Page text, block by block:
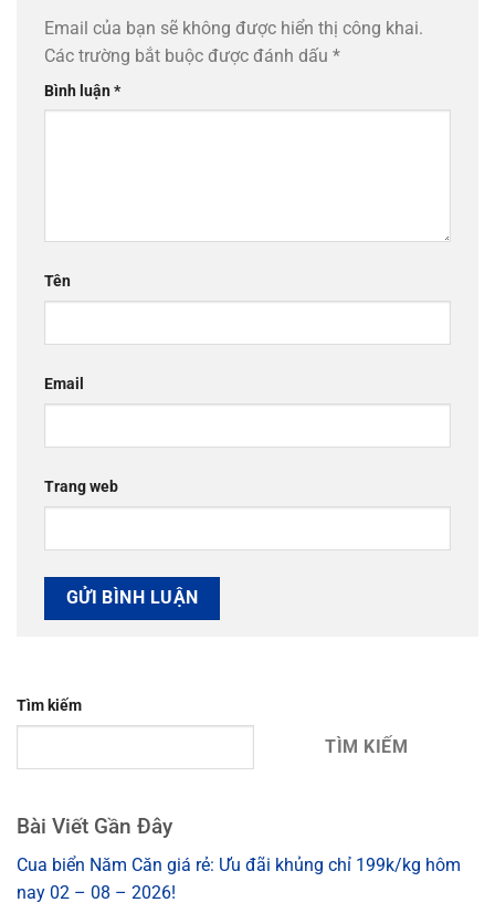
Email của bạn sẽ không được hiển thị công khai.
Các trường bắt buộc được đánh dấu *
Bình luận*
Tên
Email
Trang web
Tìm kiếm
TÌM KIẾM
Bài Viết Gần Đây
Cua biển Năm Căn giá rẻ: Ưu đãi khủng chỉ 199k/kg hôm
nay 02 – 08 – 2026!